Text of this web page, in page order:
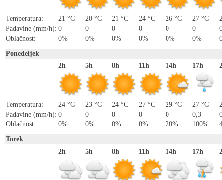
Temperatura:
21 °C
Padavine (mm/h): 0
Oblačnost:
0%
20 °C
0
0%
21 °C
0
0%
24 °C
0
0%
26 °C
0
0%
27 °C
0
0%
0
Ponedeljek
2h
Temperatura:
24 °C
Padavine (mm/h): 0
Oblačnost:
0%
5h
23 °C
0
0%
8h
24 °C
0
0%
11h
27 °C
0
0%
14h
29 °C
0
20%
17h
27 °C
0,3
100%
Torek
2h
5h 8h 11h 14h 17h